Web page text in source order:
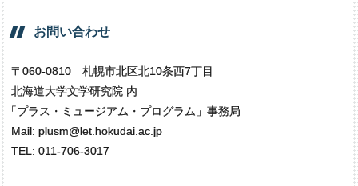
お問い合わせ
〒060-0810 札幌市北区北10条西7丁目
北海道大学文学研究院 内
「プラス・ミュージアム・プログラム」事務局
Mail: plusm@let.hokudai.ac.jp
TEL: 011-706-3017